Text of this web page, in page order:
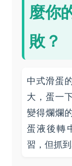
麼你
敗？
中式滑蛋
大，蛋一
變得爛爛
蛋液後轉
習，但抓